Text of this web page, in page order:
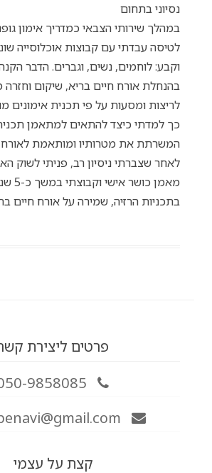
נסיוני בתחום
במהלך שירותי הצבאי כמדריך אימון
לטיסה עבדתי עם קבוצות אוכלוסייה
וקבע: לוחמים, נשים, וגברים. הדבר הקנה
בהנחלת אורח חיים בריא, שיקום
לריצות ומסעות על פי תכנית אימונים
כך למדתי כיצד להתאים למתאמן
המשרתת את מטרותיו ומותאמת לאורח
לאחר שצברתי ניסיון רב, פניתי לשוק
מאמן
בתכניות הרזיה, שמירה על אורח חיים
פרטים ליצירת
קצת על עצמי